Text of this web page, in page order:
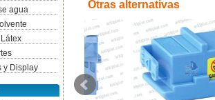
agua
y Display
Otras alternativas